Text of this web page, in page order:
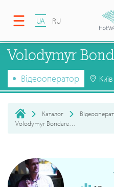
UA RU
Volodymyr
Відеооператор Київ
Каталог